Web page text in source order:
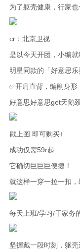
为了躯壳健康，行家也
cr：北京卫视
是以今天开团，小编就
明星同款的「好意思乐
✅开肩直背，编削身形
好意思好意思get天鹅
戳上图 即可购买↑
成功仅需59r起
它确切巨巨巨便捷！
就这样一穿一拉一扣
每天上班/学习/干家务
坚握戴一段时刻，躯壳